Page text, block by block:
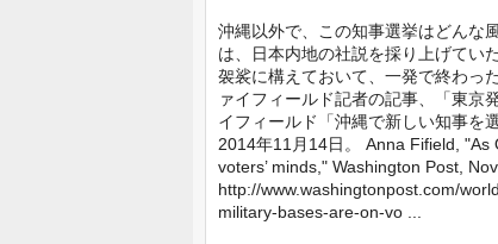
沖縄以外で、この知事選挙はどんな
は、日本内地の社説を採り上げてい
袈裟に構えておいて、一発で終わっ
ァイフィールド記者の記事、「東京
イフィールド「沖縄で新しい知事を
2014年11月14日。 Anna Fifield,
voters’ minds," Washington Post,
http://www.washingtonpost.com/
military-bases-are-on-vo ...